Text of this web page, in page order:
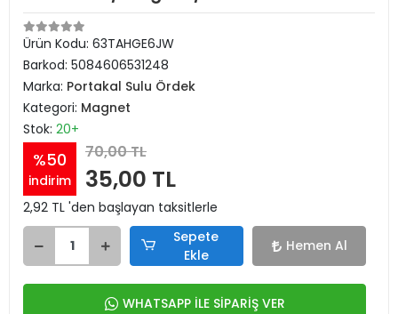
Ürün Kodu: 63TAHGE6JW
Barkod: 5084606531248
Marka: Portakal Sulu Ördek
Kategori: Magnet
Stok: 20+
%50
indirim
70,00 TL
35,00 TL
2,92 TL 'den başlayan taksitlerle
Sepete
Ekle
Hemen Al
WHATSAPP İLE SİPARİŞ VER